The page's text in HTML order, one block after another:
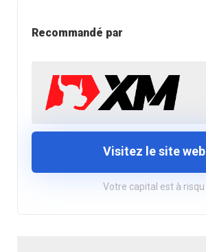
Recommandé par
Visitez le site web
Votre capital est à risqu